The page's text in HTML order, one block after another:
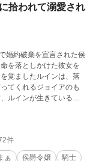
拾われて溺愛され
婚約破棄を宣言された侯
を落としかけた彼女を
てくれるジョイアのも
うと暗躍する。 しか
醒し、ジョイアや父の助
ていく。
件
ぁ 侯爵令嬢
騎士